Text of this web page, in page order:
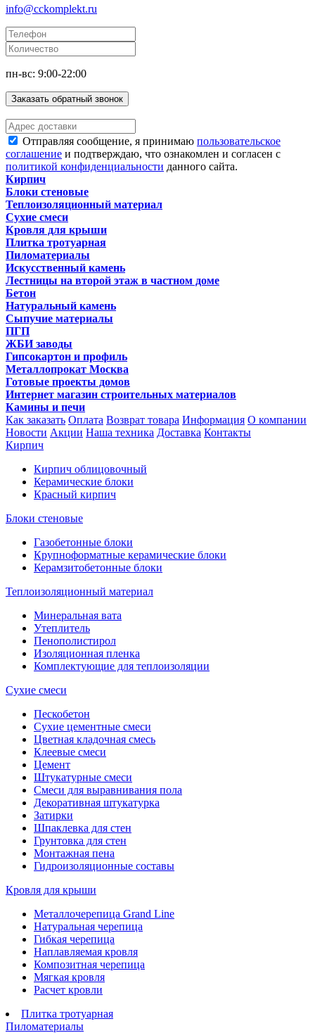
info@cckomplekt.ru
пн-вс: 9:00-22:00
Заказать обратный звонок
Отправляя сообщение, я принимаю пользовательское
соглашение и подтверждаю, что ознакомлен и согласен с
политикой конфиденциальности данного сайта.
Кирпич
Блоки стеновые
Теплоизоляционный материал
Сухие смеси
Кровля для крыши
Плитка тротуарная
Пиломатериалы
Искусственный камень
Лестницы на второй этаж в частном доме
Бетон
Натуральный камень
Сыпучие материалы
ПГП
ЖБИ заводы
Гипсокартон и профиль
Металлопрокат Москва
Готовые проекты домов
Интернет магазин строительных материалов
Камины и печи
Как заказать Оплата Возврат товара Информация О компании
Новости Акции Наша техника Доставка Контакты
Кирпич
Кирпич облицовочный
Керамические блоки
Красный кирпич
Блоки стеновые
Газобетонные блоки
Крупноформатные керамические блоки
Керамзитобетонные блоки
Теплоизоляционный материал
Минеральная вата
Утеплитель
Пенополистирол
Изоляционная пленка
Комплектующие для теплоизоляции
Сухие смеси
Пескобетон
Сухие цементные смеси
Цветная кладочная смесь
Клеевые смеси
Цемент
Штукатурные смеси
Смеси для выравнивания пола
Декоративная штукатурка
Затирки
Шпаклевка для стен
Грунтовка для стен
Монтажная пена
Гидроизоляционные составы
Кровля для крыши
Металлочерепица Grand Line
Натуральная черепица
Гибкая черепица
Наплавляемая кровля
Композитная черепица
Мягкая кровля
Расчет кровли
Плитка тротуарная
Пиломатериалы